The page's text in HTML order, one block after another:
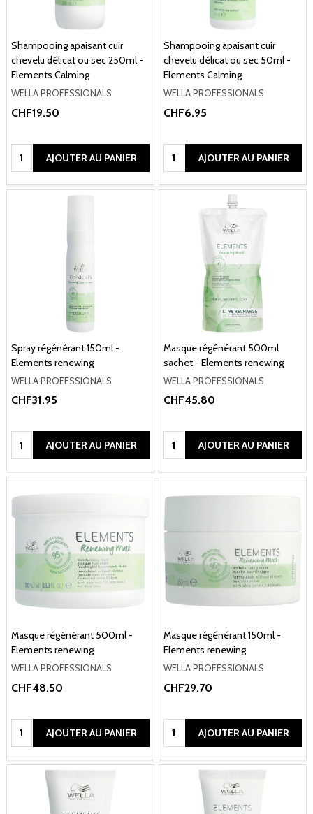
Shampooing apaisant cuir
chevelu délicat ou sec 250ml -
Elements Calming
WELLA PROFESSIONALS
CHF19.50
Quantité:AJOUTER AU PANIER
Shampooing apaisant cuir
chevelu délicat ou sec 50ml -
Elements Calming
WELLA PROFESSIONALS
CHF6.95
Quantité:AJOUTER AU PANIER
Spray régénérant 150ml -
Elements renewing
WELLA PROFESSIONALS
CHF31.95
Quantité:AJOUTER AU PANIER
Masque régénérant 500ml
sachet - Elements renewing
WELLA PROFESSIONALS
CHF45.80
Quantité:AJOUTER AU PANIER
Masque régénérant 500ml -
Elements renewing
WELLA PROFESSIONALS
CHF48.50
Quantité:AJOUTER AU PANIER
Masque régénérant 150ml -
Elements renewing
WELLA PROFESSIONALS
CHF29.70
Quantité:AJOUTER AU PANIER